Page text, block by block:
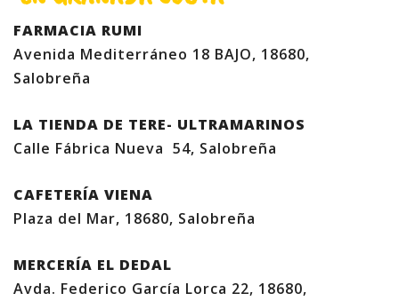
FARMACIA RUMI
Avenida Mediterráneo 18 BAJO, 18680,
Salobreña
LA TIENDA DE TERE- ULTRAMARINOS
Calle Fábrica Nueva 54, Salobreña
CAFETERÍA VIENA
Plaza del Mar, 18680, Salobreña
MERCERÍA EL DEDAL
Avda. Federico García Lorca 22, 18680,